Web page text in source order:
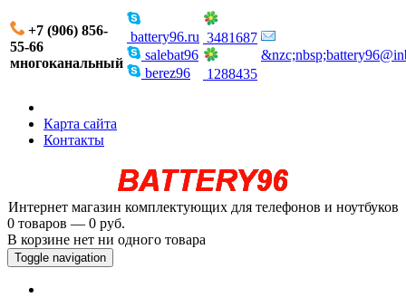
+7 (906) 856-
55-66
многоканальный
battery96.ru
salebat96
berez96
3481687
1288435
Карта сайта
Контакты
Интернет магазин комплектующих для телефонов и ноутбуков
0 товаров — 0 руб.
В корзине нет ни одного товара
Toggle navigation